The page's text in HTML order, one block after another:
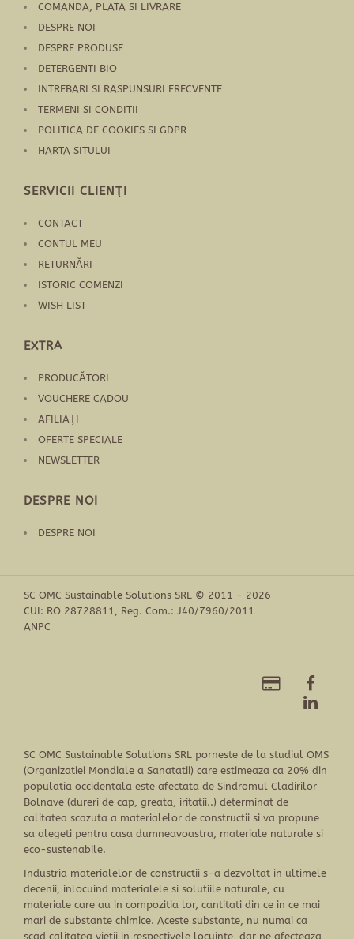
COMANDA, PLATA SI LIVRARE
DESPRE NOI
DESPRE PRODUSE
DETERGENTI BIO
INTREBARI SI RASPUNSURI FRECVENTE
TERMENI SI CONDITII
POLITICA DE COOKIES SI GDPR
HARTA SITULUI
SERVICII CLIENŢI
CONTACT
CONTUL MEU
RETURNĂRI
ISTORIC COMENZI
WISH LIST
EXTRA
PRODUCĂTORI
VOUCHERE CADOU
AFILIAŢI
OFERTE SPECIALE
NEWSLETTER
DESPRE NOI
DESPRE NOI
SC OMC Sustainable Solutions SRL © 2011 - 2026
CUI: RO 28728811, Reg. Com.: J40/7960/2011
ANPC
SC OMC Sustainable Solutions SRL porneste de la studiul OMS
(Organizatiei Mondiale a Sanatatii) care estimeaza ca 20% din
populatia occidentala este afectata de Sindromul Cladirilor
Bolnave (dureri de cap, greata, iritatii..) determinat de
calitatea scazuta a materialelor de constructii si va propune
sa alegeti pentru casa dumneavoastra, materiale naturale si
eco-sustenabile.
Industria materialelor de constructii s-a dezvoltat in ultimele
decenii, inlocuind materialele si solutiile naturale, cu
materiale care au in compozitia lor, cantitati din ce in ce mai
mari de substante chimice. Aceste substante, nu numai ca
scad calitatea vietii in respectivele locuinte, dar ne afecteaza